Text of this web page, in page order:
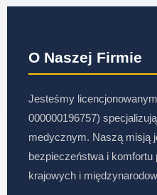
O Naszej Firmie
Jesteśmy
000000196757)
medycznym. Naszą misją
bezpieczeństwa i komfortu
krajowych i